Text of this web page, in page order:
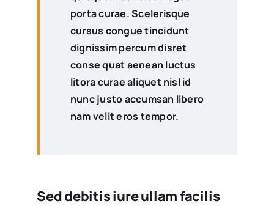
porta curae. Scelerisque
cursus congue tincidunt
dignissim percum disret
conse quat aenean luctus
litora curae aliquet nisl id
nunc justo accumsan libero
nam velit eros tempor.
Sed debitis iure ullam facilis